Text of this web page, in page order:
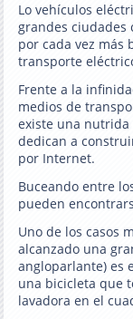
Lo vehículos
grandes ciudades
por cada vez más
transporte
Frente a la
medios de
existe una
dedican a
por Internet.
Buceando entre
pueden
Uno de los casos
alcanzado una
angloparlante) es
una bicicleta que
lavadora en el